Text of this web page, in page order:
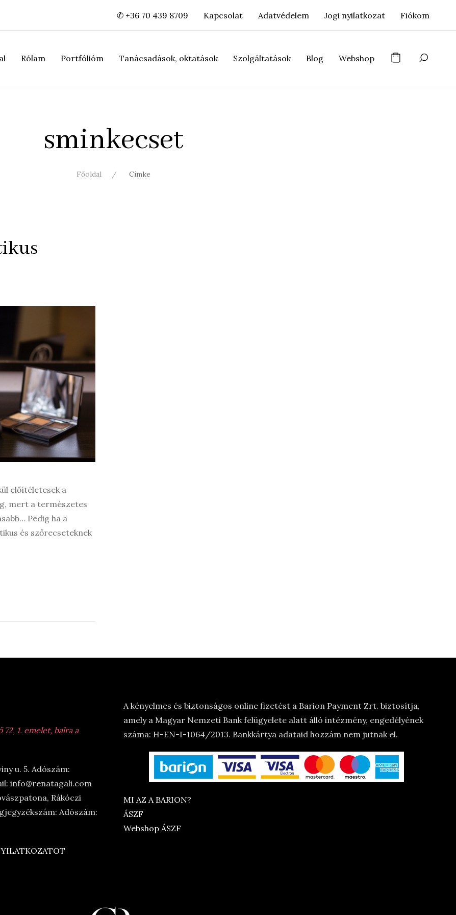
✆ +36 70 439 8709 Kapcsolat Adatvédelem Jogi nyilatkozat Fiókom
Rólam Portfólióm Tanácsadások, oktatások Szolgáltatások Blog Webshop
sminkecset
Főoldal Címke
előítéletesek a
mert a természetes
Pedig ha a
és szőrecseteknek
1. emelet, balra a
u. 5. Adószám:
info@renatagali.com
Rákóczi
Adószám:
A kényelmes és biztonságos online fizetést a Barion Payment Zrt. biztosítja,
amely a Magyar Nemzeti Bank felügyelete alatt álló intézmény, engedélyének
száma: H-EN-I-1064/2013. Bankkártya adataid hozzám nem jutnak el.
MI AZ A BARION?
ÁSZF
Webshop ÁSZF